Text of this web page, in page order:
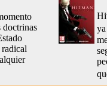
doctrinas